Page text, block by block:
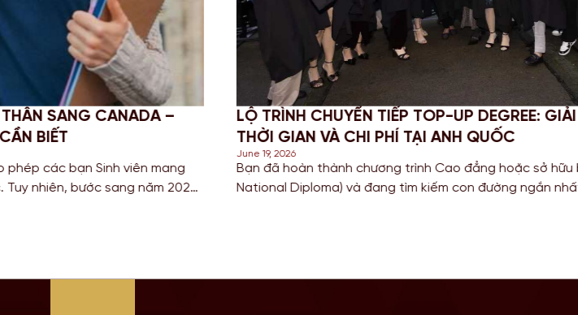
DEGREE: GIẢI PHÁP TỐI ƯU
QUỐC
đẳng hoặc sở hữu bằng HND (Higher
con đường ngắn nhất để sở hữu tấm bằng
CHINH PHỤC STEM OPT 2026: CẬP
NGHĨA VỤ BÁO CÁO CHO SINH VIÊN
Đối với các bạn Sinh viên đang theo đuổi
thuật và Toán học tại Mỹ, chương trình gia